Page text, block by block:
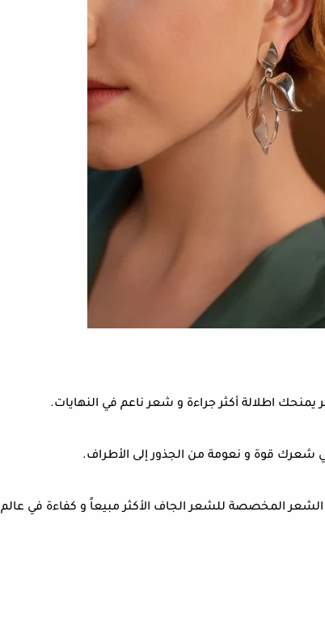
اطلالة أكثر جراءة و شعر ناعم في النهايات.
قوة و نعومة من الجذور إلى الأطراف.
المخصصة للشعر الجاف الأكثر مبيعاً و كفاءة في عالم